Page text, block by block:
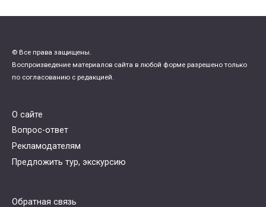
© Все права защищены.
Воспроизведение материалов сайта в любой форме разрешено только
по согласованию с редакцией.
О сайте
Вопрос-ответ
Рекламодателям
Предложить тур, экскурсию
Обратная связь